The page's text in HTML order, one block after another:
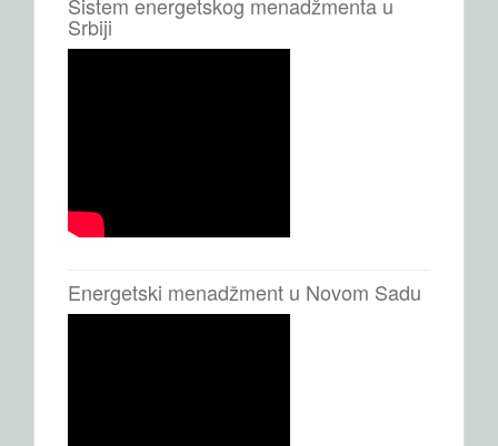
Srbiji
Energetski menadžment u Novom Sadu